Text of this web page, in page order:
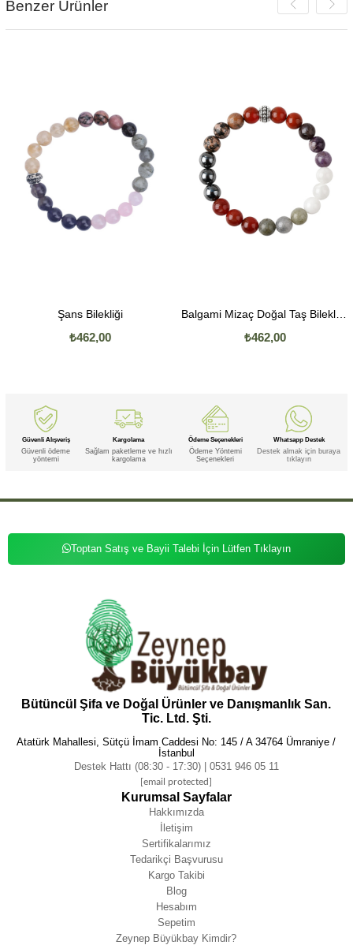
Benzer Ürünler
Şans Bilekliği
₺462,00
Balgami Mizaç Doğal Taş Bileklik (8mm Küre Kesim)
₺462,00
Güvenli Alışveriş
Güvenli ödeme
yöntemi
Kargolama
Sağlam paketleme ve hızlı
kargolama
Ödeme Seçenekleri
Ödeme Yöntemi
Seçenekleri
Whatsapp Destek
Destek almak için buraya
tıklayın
Toptan Satış ve Bayii Talebi İçin Lütfen Tıklayın
Bütüncül Şifa ve Doğal Ürünler ve Danışmanlık San.
Tic. Ltd. Şti.
Atatürk Mahallesi, Sütçü İmam Caddesi No: 145 / A 34764 Ümraniye /
İstanbul
Destek Hattı (08:30 - 17:30) | 0531 946 05 11
[email protected]
Kurumsal Sayfalar
Hakkımızda
İletişim
Sertifikalarımız
Tedarikçi Başvurusu
Kargo Takibi
Blog
Hesabım
Sepetim
Zeynep Büyükbay Kimdir?